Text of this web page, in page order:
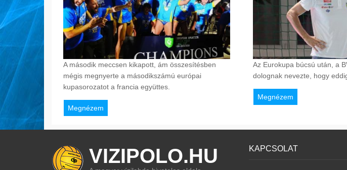
A második meccsen kikapott, ám összesítésben
mégis megnyerte a másodikszámú európai
kupasorozatot a francia együttes.
Megnézem
Az Eurokupa búcsú után, a
dolognak nevezte, hogy
Megnézem
VIZIPOLO.HU KAPCSOLAT